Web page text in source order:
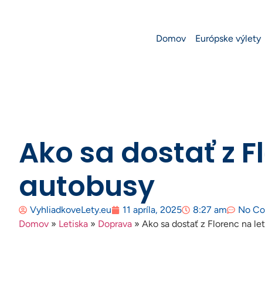
Domov Európske výlety
Ako sa dostať z
autobusy
VyhliadkoveLety.eu 11 apríla, 2025 8:27 am
No
Domov » Letiska » Doprava » Ako sa dostať z Florenc na